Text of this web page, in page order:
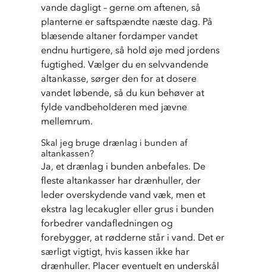
vande dagligt – gerne om aftenen, så
planterne er saftspændte næste dag. På
blæsende altaner fordamper vandet
endnu hurtigere, så hold øje med jordens
fugtighed. Vælger du en selvvandende
altankasse, sørger den for at dosere
vandet løbende, så du kun behøver at
fylde vandbeholderen med jævne
mellemrum.
Skal jeg bruge drænlag i bunden af
altankassen?
Ja, et drænlag i bunden anbefales. De
fleste altankasser har drænhuller, der
leder overskydende vand væk, men et
ekstra lag lecakugler eller grus i bunden
forbedrer vandafledningen og
forebygger, at rødderne står i vand. Det er
særligt vigtigt, hvis kassen ikke har
drænhuller. Placer eventuelt en underskål